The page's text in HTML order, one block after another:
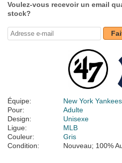
Voulez-vous recevoir un email
stock?
Équipe:
New York Yankees
Pour:
Adulte
Design:
Unisexe
Ligue:
MLB
Couleur:
Gris
Condition:
Nouveau; 100%